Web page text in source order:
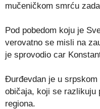
mučeničkom smrću
Pod pobedom koju je
verovatno se misli na
je sprovodio car
Đurđevdan je u
običaja, koji se razlikuju
regiona.